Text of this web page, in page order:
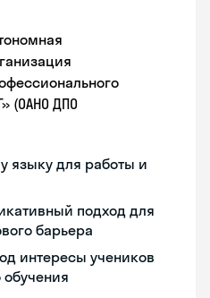
(ОАНО ДПО
языку для работы и
подход для
барьера
интересы учеников
обучения